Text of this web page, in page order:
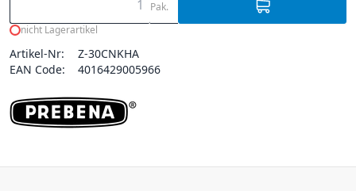
Pak.
nicht Lagerartikel
Artikel-Nr:
Z-30CNKHA
EAN Code:
4016429005966